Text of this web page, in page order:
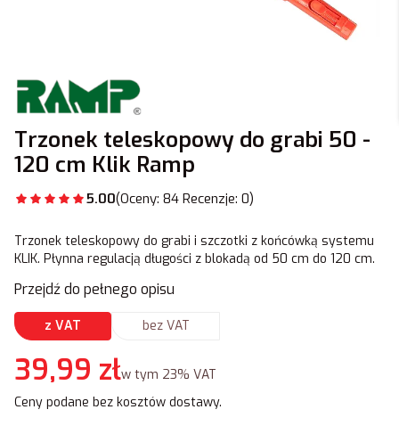
Trzonek teleskopowy do grabi 50 -
120 cm Klik Ramp
5.00(Oceny: 84 Recenzje: 0)
Trzonek teleskopowy do grabi i szczotki z końcówką systemu
KLIK. Płynna regulacją długości z blokadą od 50 cm do 120 cm.
Przejdź do pełnego opisu
z VAT bez VAT
Cena
39,99 złw tym 23% VAT
w tym 23% VAT
Ceny podane bez kosztów dostawy.